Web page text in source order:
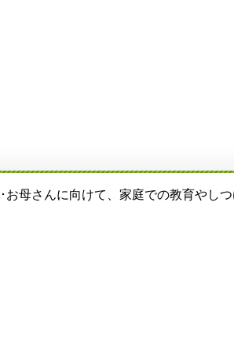
お母さんに向けて、家庭での教育やし